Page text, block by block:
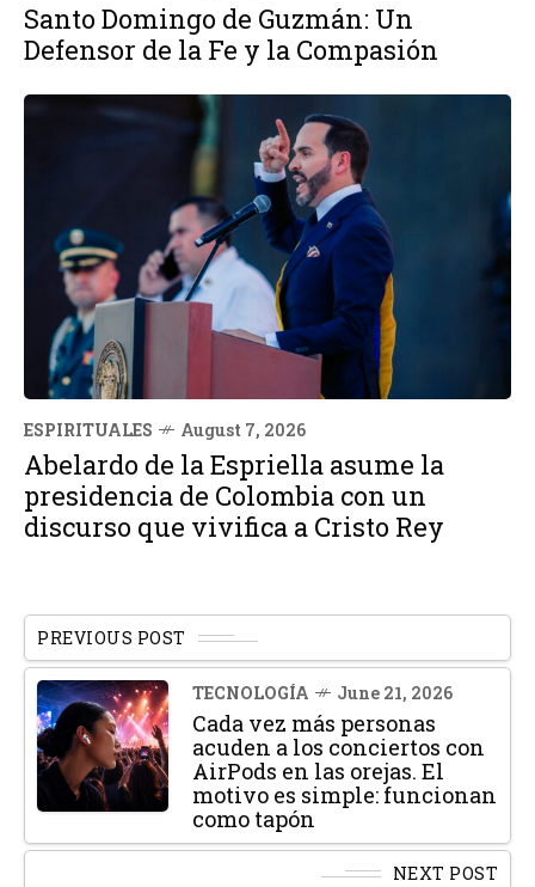
Santo Domingo de Guzmán: Un
Defensor de la Fe y la Compasión
ESPIRITUALES August 7, 2026
Abelardo de la Espriella asume la
presidencia de Colombia con un
discurso que vivifica a Cristo Rey
PREVIOUS POST
TECNOLOGÍA June 21, 2026
Cada vez más personas
acuden a los conciertos con
AirPods en las orejas. El
motivo es simple: funcionan
como tapón
NEXT POST